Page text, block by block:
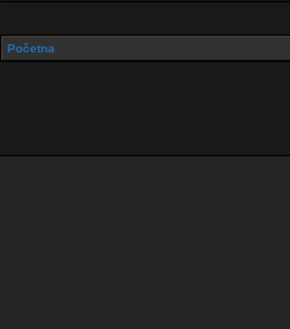
Početna